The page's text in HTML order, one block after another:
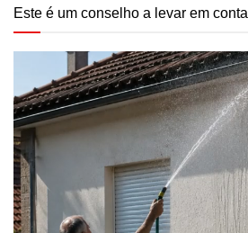
Este é um conselho a levar em conta